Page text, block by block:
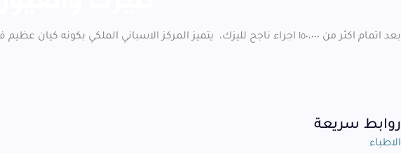
بعد اتمام اكثر من ١٥٠،٠٠٠ اجراء ناجح لليزك، يتميز المركز الاسباني الملكي بكونه كيان عظيم في مجال الرعاية الصحية المتخصصة في علاجات تصحيح النظر بالليزر و الخدمات المختلفة للعناية بالعيون
روابط سريعة
الاطباء